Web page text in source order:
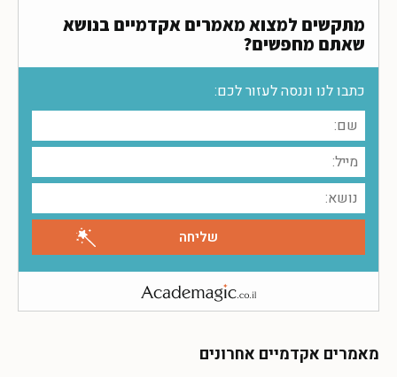
מתקשים למצוא מאמרים אקדמיים בנושא
שאתם מחפשים?
כתבו לנו וננסה לעזור לכם:
מאמרים אקדמיים אחרונים